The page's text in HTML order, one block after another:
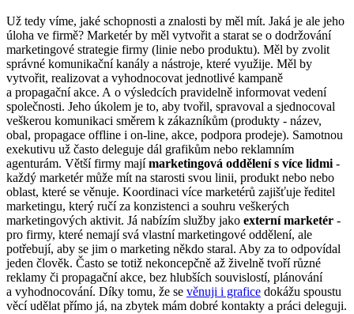
Už tedy víme, jaké schopnosti a znalosti by měl mít. Jaká je ale jeho
úloha ve firmě? Marketér by měl vytvořit a starat se o dodržování
marketingové strategie firmy (linie nebo produktu). Měl by zvolit
správné komunikační kanály a nástroje, které využije. Měl by
vytvořit, realizovat a vyhodnocovat jednotlivé kampaně
a propagační akce. A o výsledcích pravidelně informovat vedení
společnosti. Jeho úkolem je to, aby tvořil, spravoval a sjednocoval
veškerou komunikaci směrem k zákazníkům (produkty - název,
obal, propagace offline i on-line, akce, podpora prodeje). Samotnou
exekutivu už často deleguje dál grafikům nebo reklamním
agenturám. Větší firmy majímarketingová oddělení s více lidmi -
každý marketér může mít na starosti svou linii, produkt nebo nebo
oblast, které se věnuje. Koordinaci více marketérů zajišťuje ředitel
marketingu, který ručí za konzistenci a souhru veškerých
marketingových aktivit. Já nabízím služby jako externí marketér -
pro firmy, které nemají svá vlastní marketingové oddělení, ale
potřebují, aby se jim o marketing někdo staral. Aby za to odpovídal
jeden člověk. Často se totiž nekoncepčně až živelně tvoří různé
reklamy či propagační akce, bez hlubších souvislostí, plánování
a vyhodnocování. Díky tomu, že se věnuji i grafice dokážu spoustu
věcí udělat přímo já, na zbytek mám dobré kontakty a práci deleguji.